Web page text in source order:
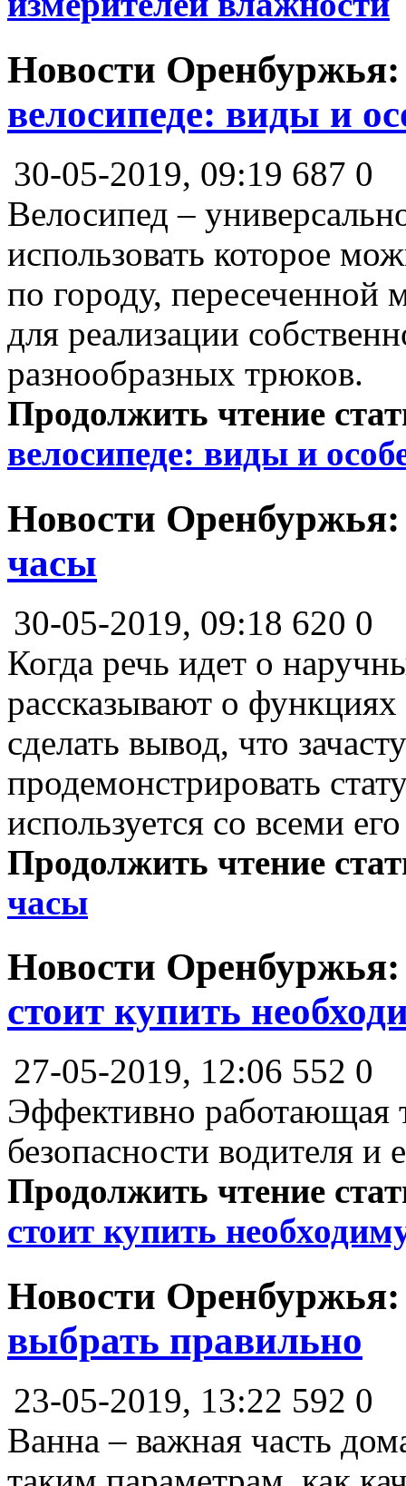
Новости
велосипеде: виды и
30-05-2019, 09:19 687 0
Велосипед –
использовать которое
по городу, пересеченной
для реализации
разнообразных трюков.
Продолжить чтение
велосипеде: виды и
Новости
часы
30-05-2019, 09:18 620 0
Когда речь идет о
рассказывают о
сделать вывод, что
продемонстрировать
используется со всеми
Продолжить чтение
часы
Новости
стоит купить
27-05-2019, 12:06 552 0
Эффективно работающая
безопасности водителя и
Продолжить чтение
стоит купить
Новости
выбрать правильно
23-05-2019, 13:22 592 0
Ванна – важная часть